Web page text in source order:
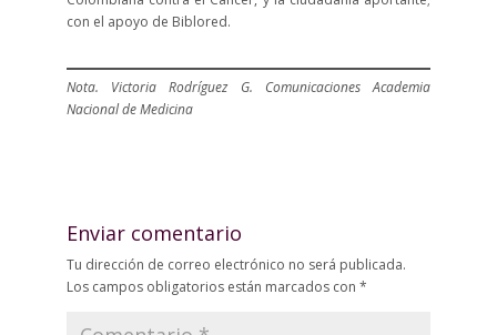
con el apoyo de Biblored.
Nota. Victoria Rodríguez G. Comunicaciones Academia
Nacional de Medicina
Enviar comentario
Tu dirección de correo electrónico no será publicada.
Los campos obligatorios están marcados con *